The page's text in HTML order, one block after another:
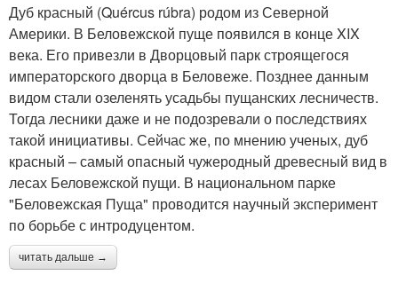
Дуб красный (Quércus rúbra) родом из Северной
Америки. В Беловежской пуще появился в конце XIX
века. Его привезли в Дворцовый парк строящегося
императорского дворца в Беловеже. Позднее данным
видом стали озеленять усадьбы пущанских лесничеств.
Тогда лесники даже и не подозревали о последствиях
такой инициативы. Сейчас же, по мнению ученых, дуб
красный – самый опасный чужеродный древесный вид в
лесах Беловежской пущи. В национальном парке
"Беловежская Пуща" проводится научный эксперимент
по борьбе с интродуцентом.
читать дальше →